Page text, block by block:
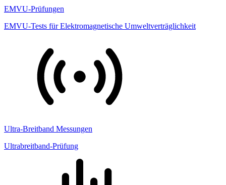
EMVU-Prüfungen
EMVU-Tests für Elektromagnetische Umweltverträglichkeit
Ultra-Breitband Messungen
Ultrabreitband-Prüfung